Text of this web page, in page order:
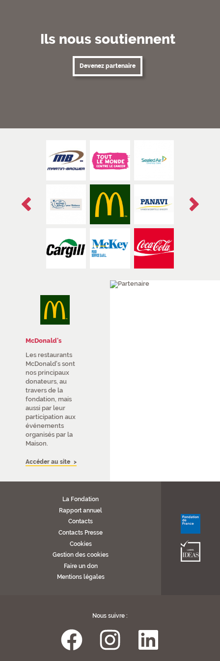
Ils nous soutiennent
Devenez partenaire
Précédent Suivant
McDonald's
Les restaurants
McDonald's sont
nos principaux
donateurs, au
travers de la
fondation, mais
aussi par leur
participation aux
événements
organisés par la
Maison.
Accéder au site
La Fondation
Rapport annuel
Contacts
Contacts Presse
Cookies
Gestion des cookies
Faire un don
Mentions légales
Nous suivre :